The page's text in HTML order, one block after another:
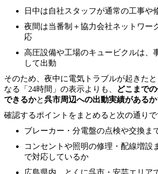
日中は自社スタッフが通常の工事や
夜間は当番制＋協力会社ネットワー
応
高圧設備や工場のキュービクルは、
して出動
そのため、夜中に電気トラブルが起きた
なる「24時間」の表示よりも、
どこまで
できるかと呉市周辺への出動実績があるか
確認するポイントをまとめると次の通りで
ブレーカー・分電盤の点検や交換ま
コンセントや照明の修理・配線増設
で対応しているか
広島県内、とくに呉市・安芸エリア